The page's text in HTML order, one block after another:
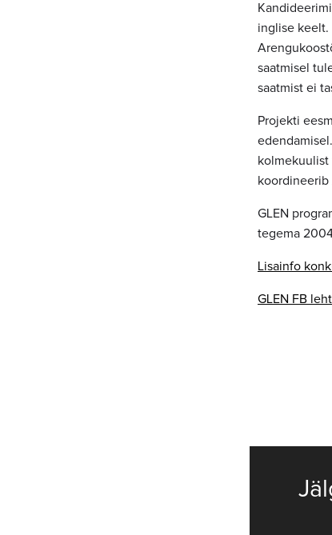
inglise keelt.
saatmisel
saatmist ei
Projekti
kolmekuulist
koordineerib
GLEN
tegema
Lisainfo
GLEN FB leht